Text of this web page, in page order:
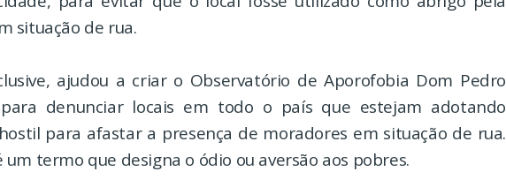
situação de rua.
ajudou a criar o Observatório de Aporofobia Dom Pedro
para denunciar locais em todo o país que estejam adotando
para afastar a presença de moradores em situação de rua.
termo que designa o ódio ou aversão aos pobres.